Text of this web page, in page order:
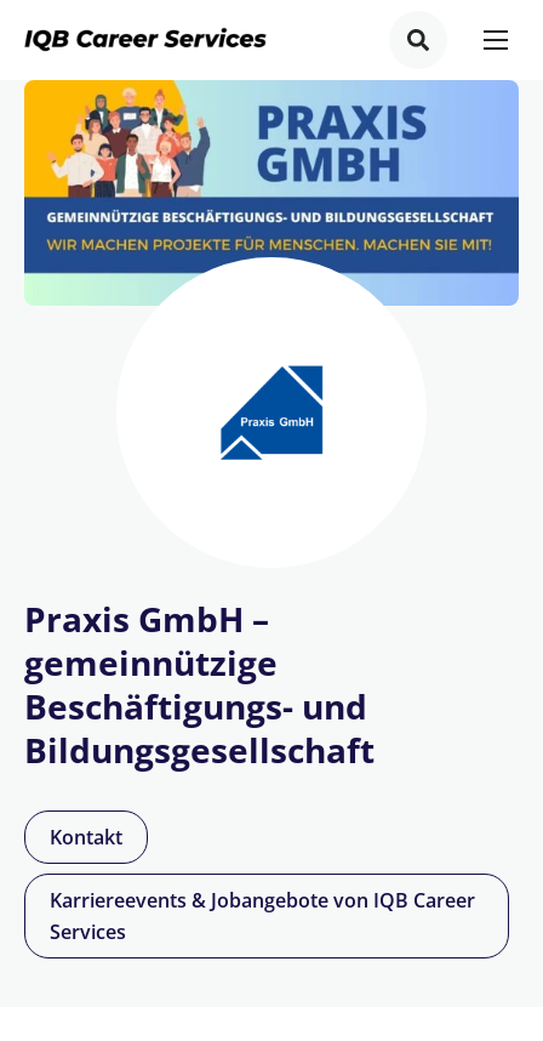
Praxis GmbH –
gemeinnützige
Beschäftigungs- und
Bildungsgesellschaft
Kontakt
Karriereevents & Jobangebote von IQB Career
Services